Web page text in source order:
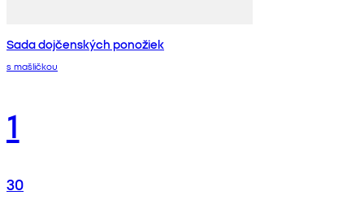
Sada dojčenských ponožiek
s mašličkou
1
30